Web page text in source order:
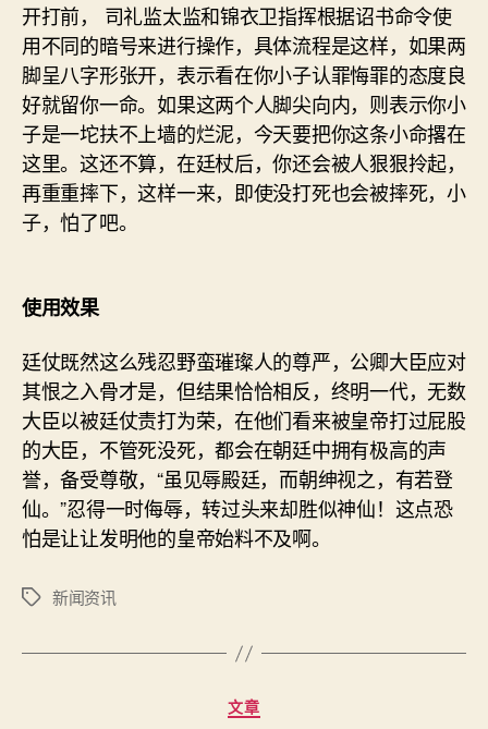
开打前， 司礼监太监和锦衣卫指挥根据诏书命令使
用不同的暗号来进行操作，具体流程是这样，如果两
脚呈八字形张开，表示看在你小子认罪悔罪的态度良
好就留你一命。如果这两个人脚尖向内，则表示你小
子是一坨扶不上墙的烂泥，今天要把你这条小命撂在
这里。这还不算，在廷杖后，你还会被人狠狠拎起，
再重重摔下，这样一来，即使没打死也会被摔死，小
子，怕了吧。
使用效果
廷仗既然这么残忍野蛮璀璨人的尊严，公卿大臣应对
其恨之入骨才是，但结果恰恰相反，终明一代，无数
大臣以被廷仗责打为荣，在他们看来被皇帝打过屁股
的大臣，不管死没死，都会在朝廷中拥有极高的声
誉，备受尊敬，“虽见辱殿廷，而朝绅视之，有若登
仙。”忍得一时侮辱，转过头来却胜似神仙！这点恐
怕是让让发明他的皇帝始料不及啊。
标
新闻资讯
分
文章